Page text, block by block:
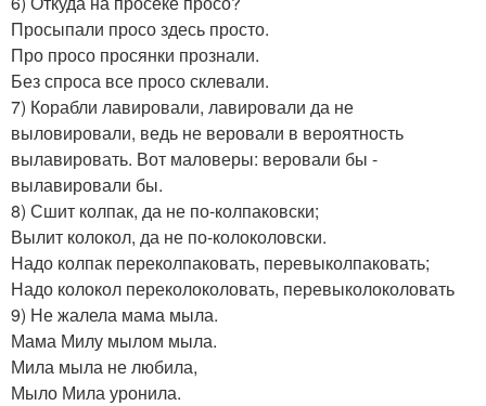
Просыпали просо здесь просто.
Про просо просянки прознали.
Без спроса все просо склевали.
7) Корабли лавировали, лавировали да не
выловировали, ведь не веровали в вероятность
вылавировать. Вот маловеры: веровали бы -
вылавировали бы.
8) Сшит колпак, да не по-колпаковски;
Вылит колокол, да не по-колоколовски.
Надо колпак переколпаковать, перевыколпаковать;
Надо колокол переколоколовать, перевыколоколовать
9) Не жалела мама мыла.
Мама Милу мылом мыла.
Мила мыла не любила,
Мыло Мила уронила.